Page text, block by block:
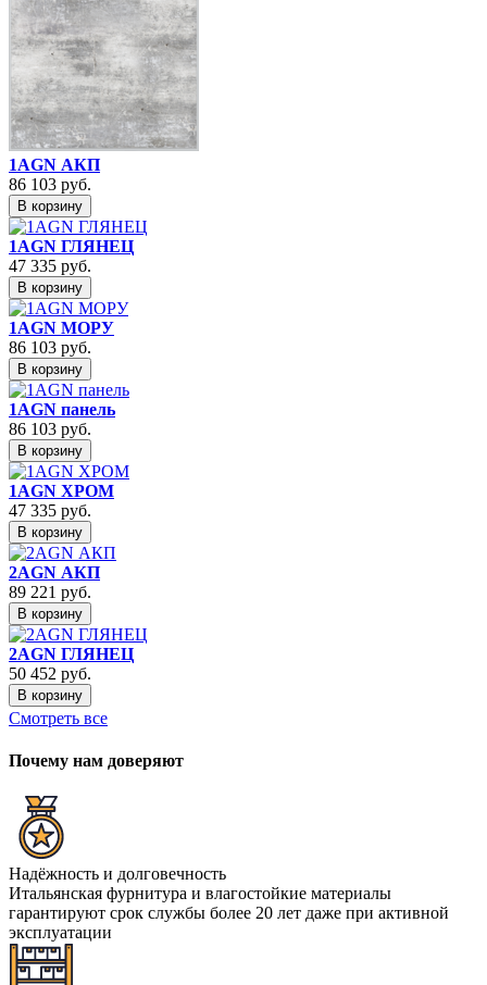
1AGN АКП
86 103 руб.
В корзину
1AGN ГЛЯНЕЦ
47 335 руб.
В корзину
1AGN МОРУ
86 103 руб.
В корзину
1AGN панель
86 103 руб.
В корзину
1AGN ХРОМ
47 335 руб.
В корзину
2AGN АКП
89 221 руб.
В корзину
2AGN ГЛЯНЕЦ
50 452 руб.
В корзину
Смотреть все
Почему нам доверяют
Надёжность и долговечность
Итальянская фурнитура и влагостойкие материалы
гарантируют срок службы более 20 лет даже при активной
эксплуатации